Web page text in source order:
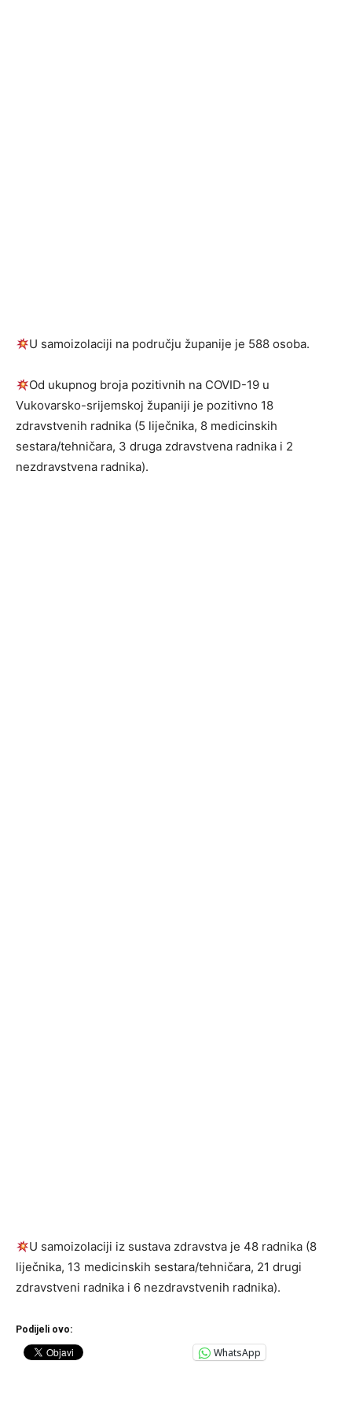
U samoizolaciji na području županije je 588 osoba.
Od ukupnog broja pozitivnih na COVID-19 u
Vukovarsko-srijemskoj županiji je pozitivno 18
zdravstvenih radnika (5 liječnika, 8 medicinskih
sestara/tehničara, 3 druga zdravstvena radnika i 2
nezdravstvena radnika).
U samoizolaciji iz sustava zdravstva je 48 radnika (8
liječnika, 13 medicinskih sestara/tehničara, 21 drugi
zdravstveni radnika i 6 nezdravstvenih radnika).
Podijeli ovo:
WhatsApp